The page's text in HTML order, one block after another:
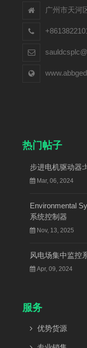
广州市天河
热门帖子
步进电机驱动器:
Mar, 06, 2024
Environmental
系统控制器
Nov, 13, 2025
风电场集中监控
Apr, 09, 2024
服务
优势货源